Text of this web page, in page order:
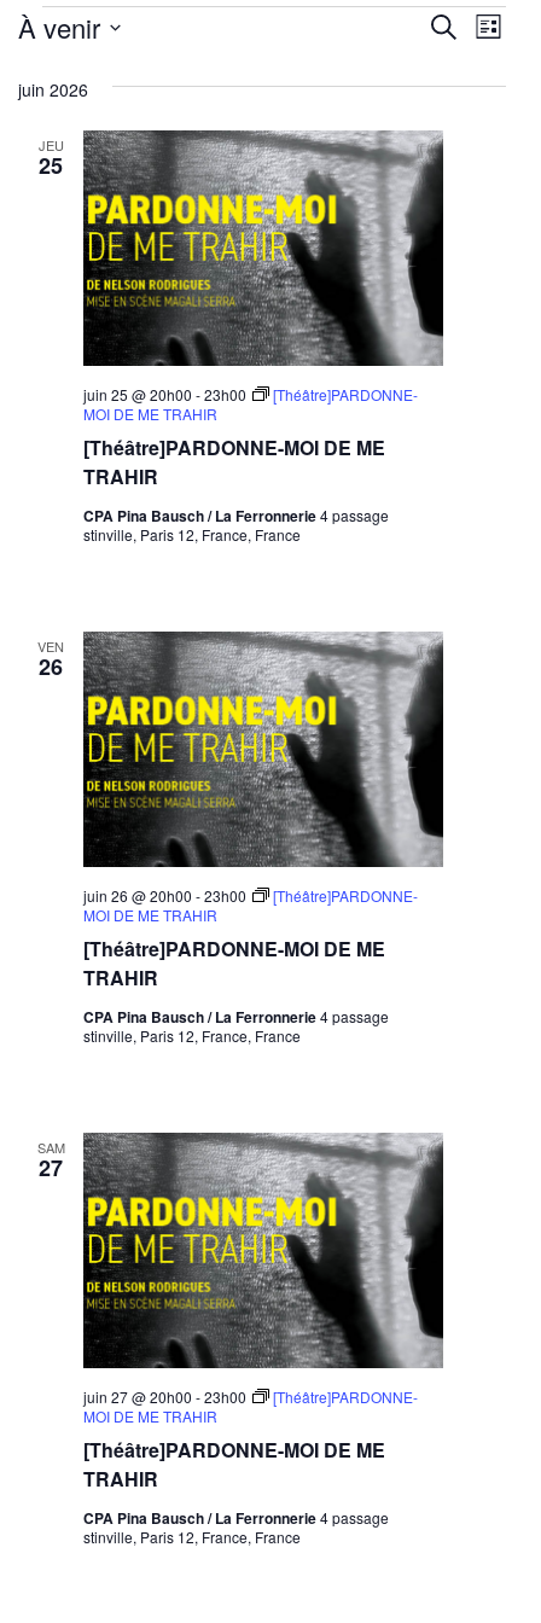
Évènements
et
de
vues
Recherche
Liste
À venir
une
juin 2026
JEU
25
[Théâtre]PARDONNE-MOI DE ME
TRAHIR
juin 25 @ 20h00 -23h00
[Théâtre]PARDONNE-
MOI DE ME TRAHIR
CPA Pina Bausch / La Ferronnerie4 passage
stinville, Paris 12, France, France
VEN
26
[Théâtre]PARDONNE-MOI DE ME
TRAHIR
juin 26 @ 20h00 -23h00
[Théâtre]PARDONNE-
MOI DE ME TRAHIR
CPA Pina Bausch / La Ferronnerie4 passage
stinville, Paris 12, France, France
SAM
27
[Théâtre]PARDONNE-MOI DE ME
TRAHIR
juin 27 @ 20h00 -23h00
[Théâtre]PARDONNE-
MOI DE ME TRAHIR
CPA Pina Bausch / La Ferronnerie4 passage
stinville, Paris 12, France, France